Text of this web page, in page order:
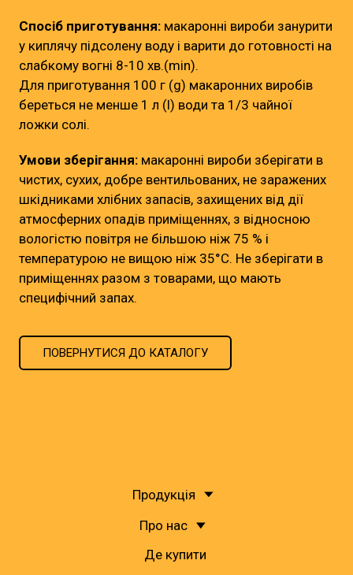
Спосіб приготування: макаронні вироби занурити
у киплячу підсолену воду і варити до готовності на
слабкому вогні 8-10 хв.(min).
Для приготування 100 г (g) макаронних виробів
береться не менше 1 л (l) води та 1/3 чайної
ложки солі.
Умови зберігання: макаронні вироби зберігати в
чистих, сухих, добре вентильованих, не заражених
шкідниками хлібних запасів, захищених від дії
атмосферних опадів приміщеннях, з відносною
вологістю повітря не більшою ніж 75 % і
температурою не вищою ніж 35°С. Не зберігати в
приміщеннях разом з товарами, що мають
специфічний запах.
ПОВЕРНУТИСЯ ДО КАТАЛОГУ
Продукція
Про нас
Де купити